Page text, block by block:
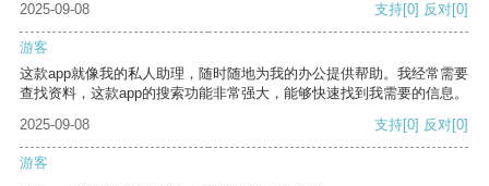
2025-09-08 支持[0] 反对[0]
游客
这款app就像我的私人助理，随时随地为我的办公提供帮助。我经常需要
查找资料，这款app的搜索功能非常强大，能够快速找到我需要的信息。
2025-09-08
支持[0] 反对[0]
游客